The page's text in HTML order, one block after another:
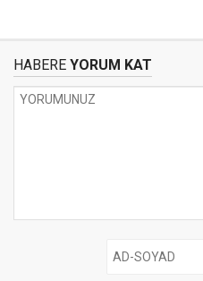
HABERE YORUM KAT